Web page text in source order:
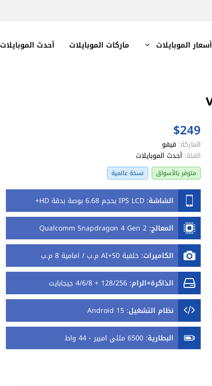
أسعار الموبايلات ماركات الموبايلات أحدث الموبايلات
$249
الماركة: فيفو
الفئة: أحدث الموبايلات
متوفر بالأسواق نسخة عالمية
الشاشة:IPS LCD بحجم 6.68 بوصة بدقة HD+
المعالج:
Qualcomm Snapdragon 4 Gen 2
الكاميرات:خلفية 50+AI م.ب / امامية 8 م.ب
الذاكرة+الرام:128/256 + 4/6/8 جيجابايت
نظام التشغيل:
Android 15
البطارية:6500 مللي امبير - 44 واط